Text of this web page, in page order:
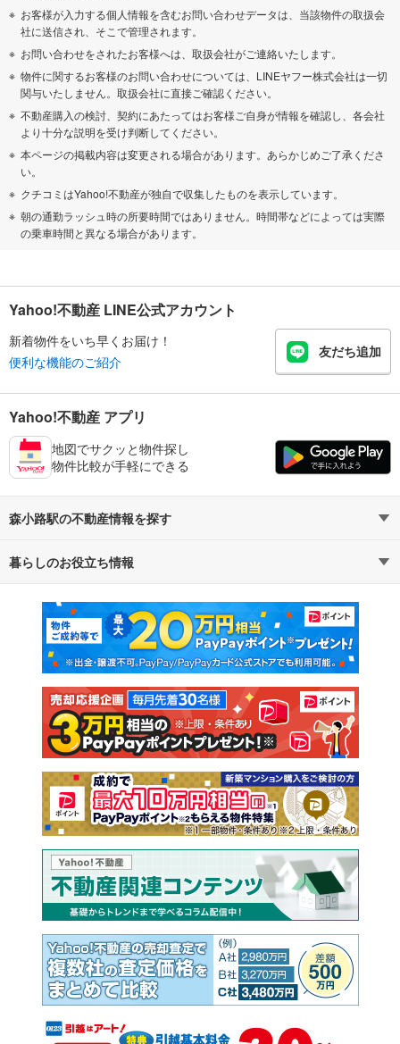
お客様が入力する個人情報を含むお問い合わせデータは、当該物件の取扱会
社に送信され、そこで管理されます。
お問い合わせをされたお客様へは、取扱会社がご連絡いたします。
物件に関するお客様のお問い合わせについては、LINEヤフー株式会社は一切
関与いたしません。取扱会社に直接ご確認ください。
不動産購入の検討、契約にあたってはお客様ご自身が情報を確認し、各会社
より十分な説明を受け判断してください。
本ページの掲載内容は変更される場合があります。あらかじめご了承くださ
い。
クチコミはYahoo!不動産が独自で収集したものを表示しています。
朝の通勤ラッシュ時の所要時間ではありません。時間帯などによっては実際
の乗車時間と異なる場合があります。
Yahoo!不動産 LINE公式アカウント
新着物件をいち早くお届け！
便利な機能のご紹介
友だち追加
Yahoo!不動産 アプリ
地図でサクッと物件探し
物件比較が手軽にできる
森小路駅の不動産情報を探す
不動産・住宅
新築マンション 中古マンション
新築一戸建て 中古一戸建て
注文住宅 土地
売却査定
暮らしのお役立ち情報
マンションカタログ 教えて！住まいの先生